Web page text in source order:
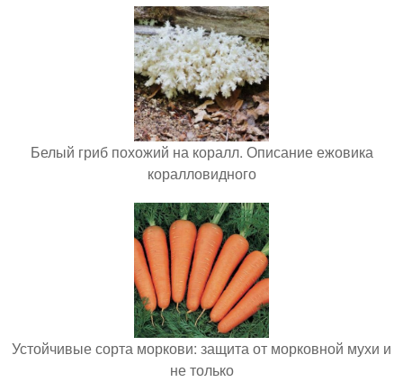
Белый гриб похожий на коралл. Описание ежовика
коралловидного
Устойчивые сорта моркови: защита от морковной мухи и
не только